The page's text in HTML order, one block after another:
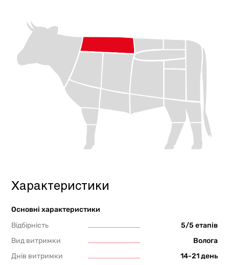
Характеристики
Основні характеристики
Відбірність
5/5 етапів
Вид витримки
Волога
Днів витримки
14-21 день